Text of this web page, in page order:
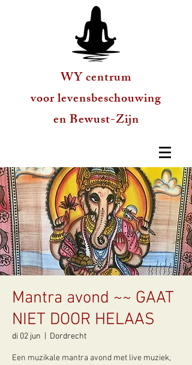
WY centrum
voor levensbeschouwing
en Bewust-Zijn
Mantra avond ~~ GAAT
NIET DOOR HELAAS
di 02 jun Dordrecht
Een muzikale mantra avond met live muziek,